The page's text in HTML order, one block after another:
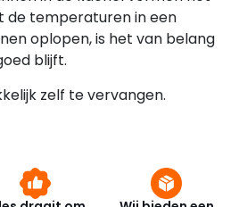
de temperaturen in een
oplopen, is het van belang
blijft.
zelf te vervangen.